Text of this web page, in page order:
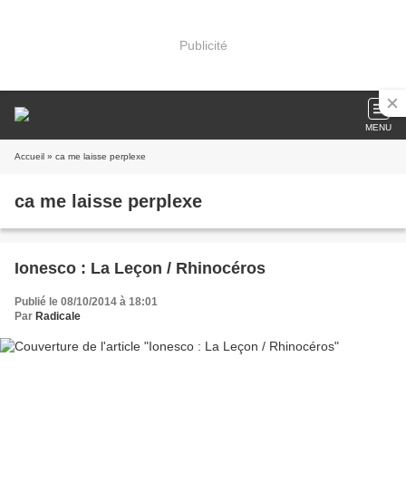
Publicité
MENU
Accueil » ca me laisse perplexe
ca me laisse perplexe
Ionesco : La Leçon / Rhinocéros
Publié le 08/10/2014 à 18:01
Par Radicale